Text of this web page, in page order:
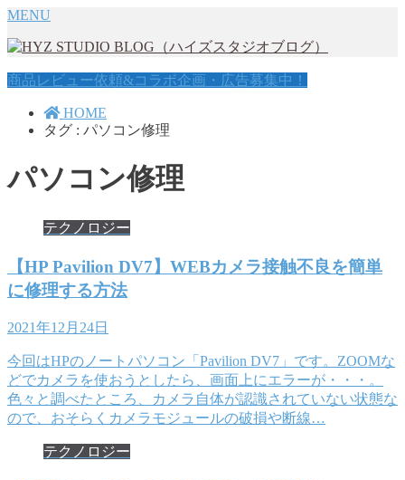
MENU
商品レビュー依頼&コラボ企画・広告募集中！
HOME
タグ : パソコン修理
パソコン修理
テクノロジー
【HP Pavilion DV7】WEBカメラ接触不良を簡単
に修理する方法
2021年12月24日
今回はHPのノートパソコン「Pavilion DV7」です。ZOOMな
どでカメラを使おうとしたら、画面上にエラーが・・・。
色々と調べたところ、カメラ自体が認識されていない状態な
ので、おそらくカメラモジュールの破損や断線…
テクノロジー